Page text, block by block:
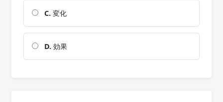
C. 変化
D. 効果